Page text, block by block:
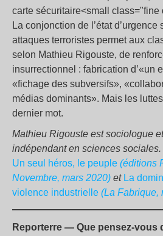
La conjonction de l’état d’urgence
attaques terroristes permet aux
selon Mathieu Rigouste, de
insurrectionnel : fabrication d’«un
«fichage des subversifs»,
médias dominants». Mais les
dernier mot.
Mathieu Rigouste est sociologue
indépendant en sciences
Un seul héros, le peuple (éditions
Novembre, mars 2020) et La
violence industrielle (La Fabrique,
Reporterre — Que pensez-vous